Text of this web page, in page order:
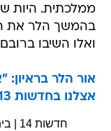
ממלכתית. היות
בהמשך הלר את
ואלו השיבו ברובם
אצלנו בחדשות 13, חד משמעית" >>>